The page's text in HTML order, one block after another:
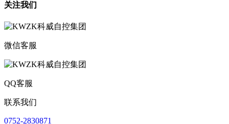
关注我们
微信客服
QQ客服
联系我们
0752-2830871